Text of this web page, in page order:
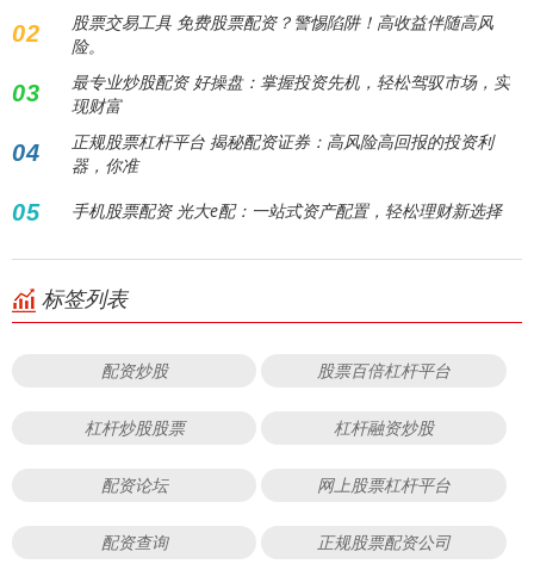
02
股票交易工具 免费股票配资？警惕陷阱！高收益伴随高风
险。
03
最专业炒股配资 好操盘：掌握投资先机，轻松驾驭市场，实
现财富
04
正规股票杠杆平台 揭秘配资证券：高风险高回报的投资利
器，你准
05 手机股票配资 光大e配：一站式资产配置，轻松理财新选择
标签列表
配资炒股 股票百倍杠杆平台
杠杆炒股股票 杠杆融资炒股
配资论坛 网上股票杠杆平台
配资查询 正规股票配资公司